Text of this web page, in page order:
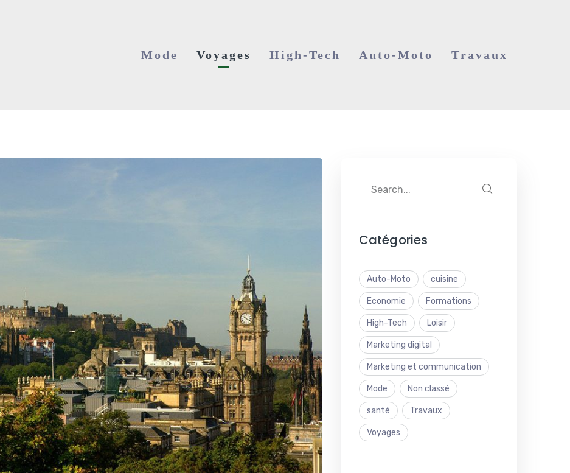
Mode Voyages High-Tech Auto-Moto Travaux
Catégories
Auto-Moto cuisine
Economie Formations
High-Tech Loisir
Marketing digital
Marketing et communication
Mode Non classé
santé Travaux
Voyages